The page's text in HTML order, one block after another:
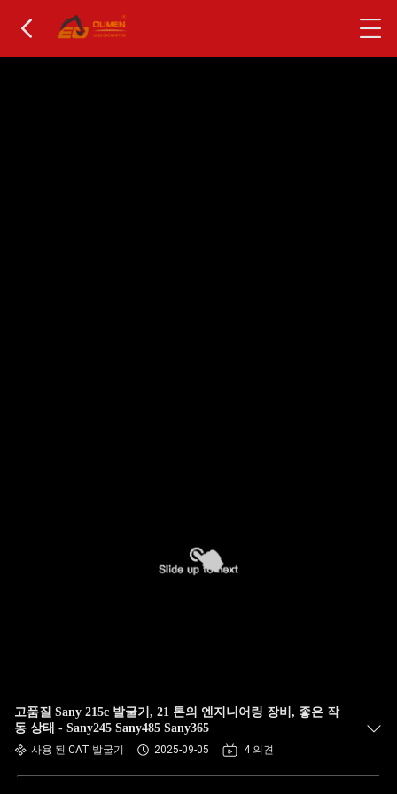
고품질 Sany 215c 발굴기, 21 톤의 엔지니어링 장비, 좋은 작
동 상태 - Sany245 Sany485 Sany365
사용 된 CAT 발굴기 2025-09-05 4 의견